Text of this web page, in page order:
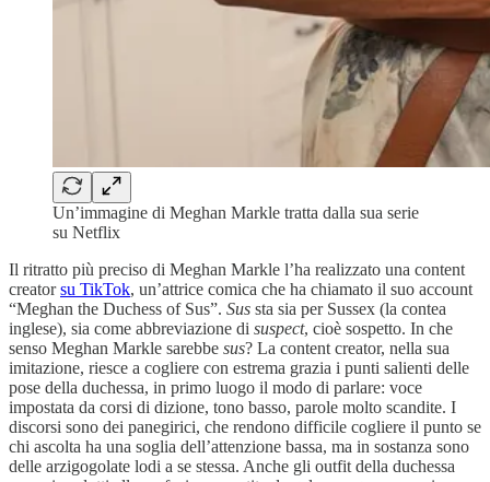
Un’immagine di Meghan Markle tratta dalla sua serie
su Netflix
Il ritratto più preciso di Meghan Markle l’ha realizzato una content
creatorsu TikTok, un’attrice comica che ha chiamato il suo account
“Meghan the Duchess of Sus”. Sus sta sia per Sussex (la contea
inglese), sia come abbreviazione di suspect, cioè sospetto. In che
senso Meghan Markle sarebbe sus? La content creator, nella sua
imitazione, riesce a cogliere con estrema grazia i punti salienti delle
pose della duchessa, in primo luogo il modo di parlare: voce
impostata da corsi di dizione, tono basso, parole molto scandite. I
discorsi sono dei panegirici, che rendono difficile cogliere il punto se
chi ascolta ha una soglia dell’attenzione bassa, ma in sostanza sono
delle arzigogolate lodi a se stessa. Anche gli outfit della duchessa